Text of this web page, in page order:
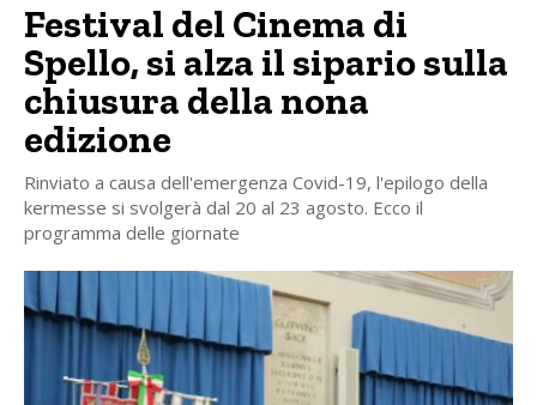
Festival del Cinema di
Spello, si alza il sipario sulla
chiusura della nona
edizione
Rinviato a causa dell'emergenza Covid-19, l'epilogo della
kermesse si svolgerà dal 20 al 23 agosto. Ecco il
programma delle giornate